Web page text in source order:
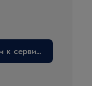
Запишитесь на прием к сервисному технику здесь